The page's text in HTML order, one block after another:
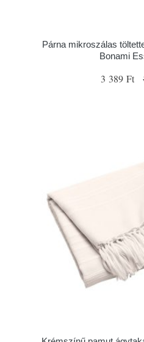
Párna mikroszálas
Bonami
3 389 Ft